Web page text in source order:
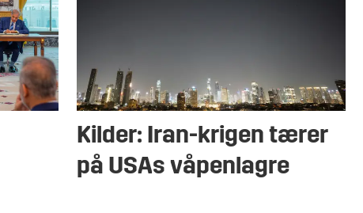
Kilder: Iran-krigen tærer
på USAs våpenlagre